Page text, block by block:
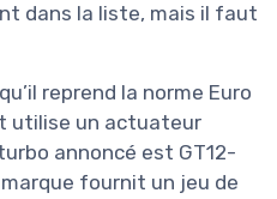
dans la liste, mais il faut
reprend la norme Euro
utilise un actuateur
annoncé est GT12-
marque fournit un jeu de